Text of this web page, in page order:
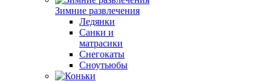
Зимние развлечения
Ледянки
Санки и
матрасики
Снегокаты
Сноутьюбы